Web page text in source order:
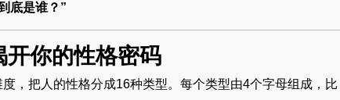
底是谁？”
你的性格密码
，把人的性格分成16种类型。每个类型由4个字母组成，比